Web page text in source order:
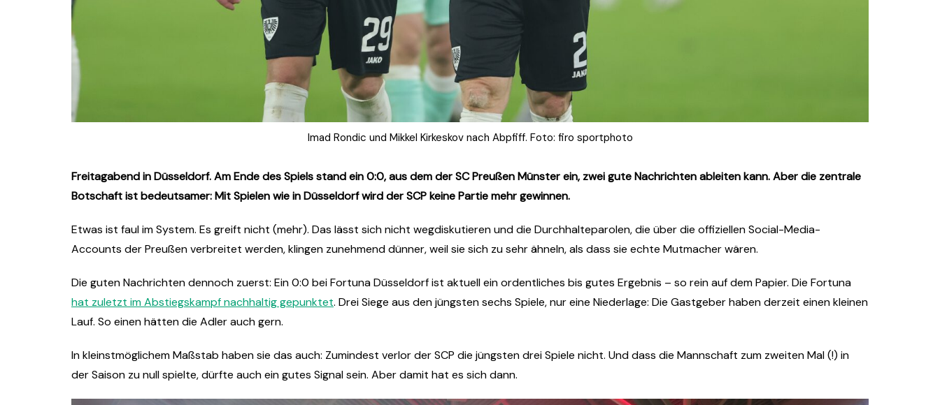
Imad Rondic und Mikkel Kirkeskov nach Abpfiff. Foto: firo sportphoto
Freitagabend in Düsseldorf. Am Ende des Spiels stand ein 0:0, aus dem der SC Preußen Münster ein, zwei gute Nachrichten ableiten kann. Aber die zentrale
Botschaft ist bedeutsamer: Mit Spielen wie in Düsseldorf wird der SCP keine Partie mehr gewinnen.
Etwas ist faul im System. Es greift nicht (mehr). Das lässt sich nicht wegdiskutieren und die Durchhalteparolen, die über die offiziellen Social-Media-
Accounts der Preußen verbreitet werden, klingen zunehmend dünner, weil sie sich zu sehr ähneln, als dass sie echte Mutmacher wären.
Die guten Nachrichten dennoch zuerst: Ein 0:0 bei Fortuna Düsseldorf ist aktuell ein ordentliches bis gutes Ergebnis – so rein auf dem Papier. Die Fortuna
hat zuletzt im Abstiegskampf nachhaltig gepunktet. Drei Siege aus den jüngsten sechs Spiele, nur eine Niederlage: Die Gastgeber haben derzeit einen kleinen
Lauf. So einen hätten die Adler auch gern.
In kleinstmöglichem Maßstab haben sie das auch: Zumindest verlor der SCP die jüngsten drei Spiele nicht. Und dass die Mannschaft zum zweiten Mal (!) in
der Saison zu null spielte, dürfte auch ein gutes Signal sein. Aber damit hat es sich dann.